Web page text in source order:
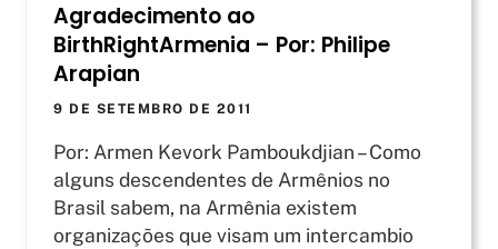
Agradecimento ao
BirthRightArmenia – Por: Philipe
Arapian
9 DE SETEMBRO DE 2011
Por: Armen Kevork Pamboukdjian – Como
alguns descendentes de Armênios no
Brasil sabem, na Armênia existem
organizações que visam um intercambio